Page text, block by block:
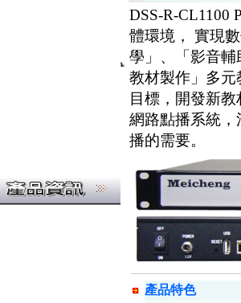
DSS-R-CL1100
體環境， 實現
學」、「影音
教材製作」多
目標，開發新
網路點播系統
播的需要。
產品特色